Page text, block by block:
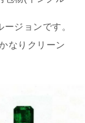
ジョンです。
なりクリーン